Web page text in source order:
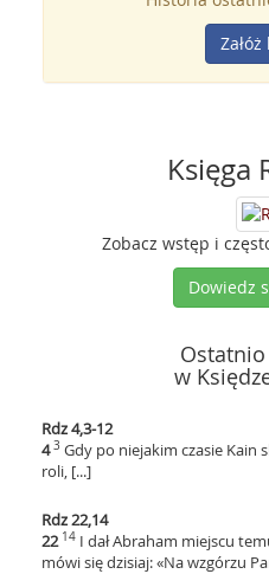
Księga
Zobacz wstęp i
Dowiedz
w
Rdz 4,3-12
4 3 Gdy po niejakim czasie Kain
roli, [...]
Rdz 22,14
22 14 I dał Abraham miejscu
mówi się dzisiaj: «Na wzgórzu